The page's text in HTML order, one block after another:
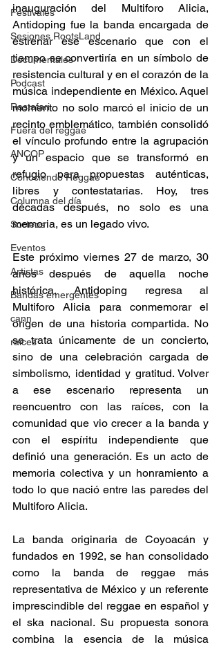
Festivales
Sesiones RootsLand
Documentales
Podcast
Rastafari
Fuera del reggae
ANCOP
Conociendo Reggae
Columna del día
Sorteos
Eventos
Artistas
Bandas emergentes
cann
raices
inauguración del Multiforo Alicia,
Antidoping fue la banda encargada de
estrenar ese escenario que con el
tiempo se convertiría en un símbolo de
resistencia cultural y en el corazón de la
música independiente en México. Aquel
momento no solo marcó el inicio de un
recinto emblemático, también consolidó
el vínculo profundo entre la agrupación
y un espacio que se transformó en
refugio para propuestas auténticas,
libres y contestatarias. Hoy, tres
décadas después, no solo es una
memoria, es un legado vivo.
Este próximo viernes 27 de marzo, 30
años después de aquella noche
histórica, Antidoping regresa al
Multiforo Alicia para conmemorar el
origen de una historia compartida. No
se trata únicamente de un concierto,
sino de una celebración cargada de
simbolismo, identidad y gratitud. Volver
a ese escenario representa un
reencuentro con las raíces, con la
comunidad que vio crecer a la banda y
con el espíritu independiente que
definió una generación. Es un acto de
memoria colectiva y un honramiento a
todo lo que nació entre las paredes del
Multiforo Alicia.
La banda originaria de Coyoacán y
fundados en 1992, se han consolidado
como la banda de reggae más
representativa de México y un referente
imprescindible del reggae en español y
el ska nacional. Su propuesta sonora
combina la esencia de la música